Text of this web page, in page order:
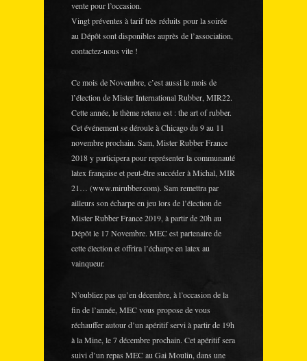
vente pour l’occasion.
Vingt préventes à tarif très réduits pour la soirée
au Dépôt sont disponibles auprès de l’association,
contactez-nous vite !
Ce mois de Novembre, c’est aussi le mois de
l’élection de Mister International Rubber, MIR22.
Cette année, le thème retenu est : the art of rubber.
Cet événement se déroule à Chicago du 9 au 11
novembre prochain. Sam, Mister Rubber France
2018 y participera pour représenter la communauté
latex française et peut-être succéder à Michal, MIR
21… (www.mirubber.com). Sam remettra par
ailleurs son écharpe en jeu lors de l’élection de
Mister Rubber France 2019, à partir de 20h au
Dépôt le 17 Novembre. MEC est partenaire de
cette élection et offrira l’écharpe en latex au
vainqueur.
N’oubliez pas qu’en décembre, à l’occasion de la
fin de l’année, MEC vous propose de vous
réchauffer autour d’un apéritif servi à partir de 19h
à la Mine, le 7 décembre prochain. Cet apéritif sera
suivi d’un repas MEC au Gai Moulin, dans une